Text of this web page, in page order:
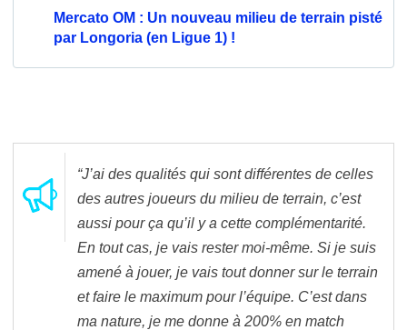
Mercato OM : Un nouveau milieu de terrain pisté
par Longoria (en Ligue 1) !
“J’ai des qualités qui sont différentes de celles
des autres joueurs du milieu de terrain, c’est
aussi pour ça qu’il y a cette complémentarité.
En tout cas, je vais rester moi-même. Si je suis
amené à jouer, je vais tout donner sur le terrain
et faire le maximum pour l’équipe. C’est dans
ma nature, je me donne à 200% en match